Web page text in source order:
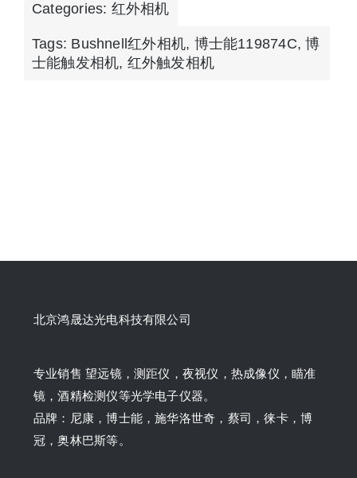
Categories: 红外相机
Tags: Bushnell红外相机, 博士能119874C,博
士能触发相机, 红外触发相机
北京鸿晟达光电科技有限公司
专业销售 望远镜，测距仪，夜视仪，热成像仪，瞄准
镜，酒精检测仪等光学电子仪器。
品牌：尼康，博士能，施华洛世奇，蔡司，徕卡，博
冠，奥林巴斯等。